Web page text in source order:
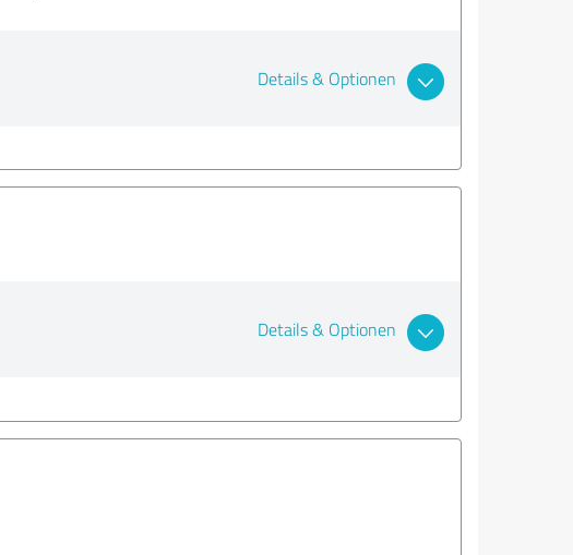
Details & Optionen
Details & Optionen